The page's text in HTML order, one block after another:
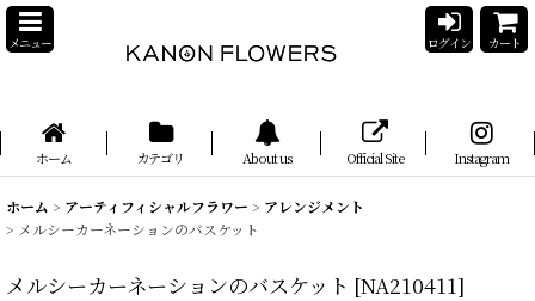
メニュー ログイン カート
ホーム カテゴリ About us Official Site Instagram
ホーム > アーティフィシャルフラワー > アレンジメント
> メルシーカーネーションのバスケット
メルシーカーネーションのバスケット [NA210411]